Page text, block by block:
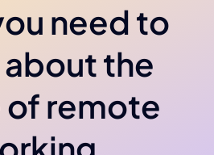
need to
the
remote